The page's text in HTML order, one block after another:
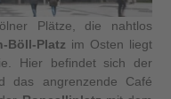
Plätze, die nahtlos
Böll-Platz im Osten liegt
Hier befindet sich der
das angrenzende Café